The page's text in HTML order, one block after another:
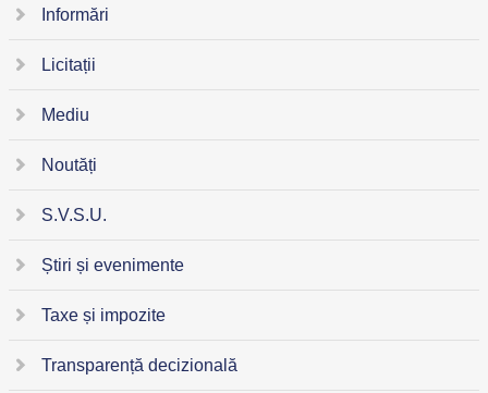
Informări
Licitații
Mediu
Noutăți
S.V.S.U.
Știri și evenimente
Taxe și impozite
Transparență decizională